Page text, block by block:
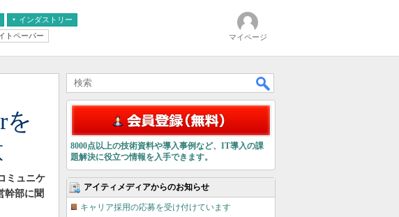
インダストリー
トペーパー マイページ
を
ミュニケ
幹部に聞
8000点以上の技術資料や導入事例など、IT導入の課
題解決に役立つ情報を入手できます。
アイティメディアからのお知らせ
キャリア採用の応募を受け付けています